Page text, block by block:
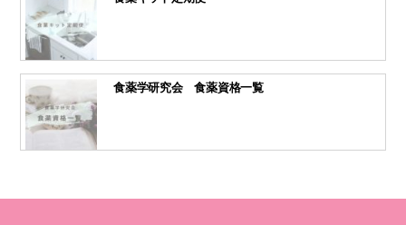
食薬学研究会 食薬資格一覧